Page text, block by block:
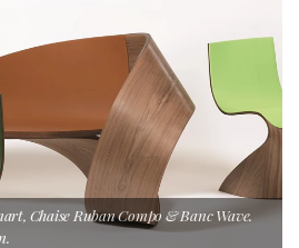
Chaise Ruban Compo & Banc Wave.